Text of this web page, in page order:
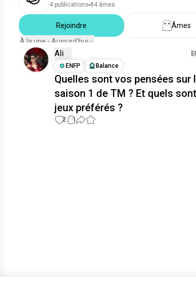
4 publications 84 âmes
Rejoindre
Âmes
À la une - Aujourd'hui
Ali
ENFP
Balance
Quelles sont vos pensées sur
saison 1 de TM ? Et quels
jeux préférés ?
2 1